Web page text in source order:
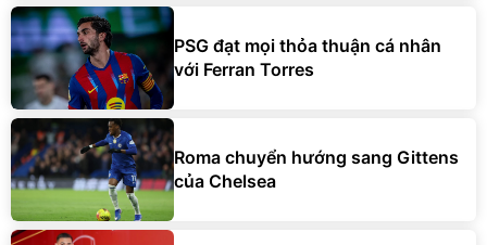
PSG đạt mọi thỏa thuận cá nhân
với Ferran Torres
Roma chuyển hướng sang Gittens
của Chelsea